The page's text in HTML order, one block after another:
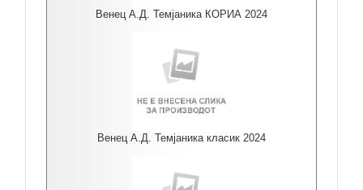
Венец А.Д. Темјаника КОРИА 2024
Венец А.Д. Темјаника класик 2024